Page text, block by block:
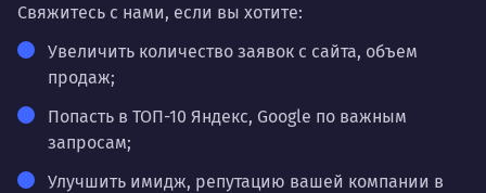
Свяжитесь с нами, если вы хотите:
Увеличить количество заявок с сайта, объем
продаж;
Попасть в ТОП-10 Яндекс, Google по важным
запросам;
Улучшить имидж, репутацию вашей компании в